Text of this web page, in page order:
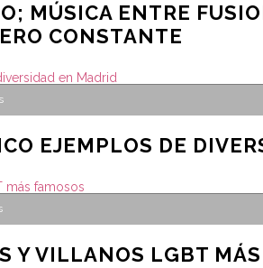
MÚSICA ENTRE
CONSTANTE
EJEMPLOS DE
Y VILLANOS LGBT